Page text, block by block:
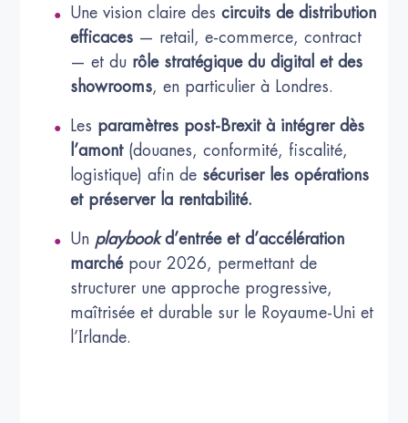
Une vision claire descircuits de distribution
efficaces — retail, e-commerce, contract
— et du rôle stratégique du digital et des
showrooms, en particulier à Londres.
Les paramètres post-Brexit à intégrer dès
l’amont (douanes, conformité, fiscalité,
logistique) afin de sécuriser les opérations
et préserver la rentabilité.
Un playbookd’entrée et d’accélération
marché pour 2026, permettant de
structurer une approche progressive,
maîtrisée et durable sur le Royaume-Uni et
l’Irlande.